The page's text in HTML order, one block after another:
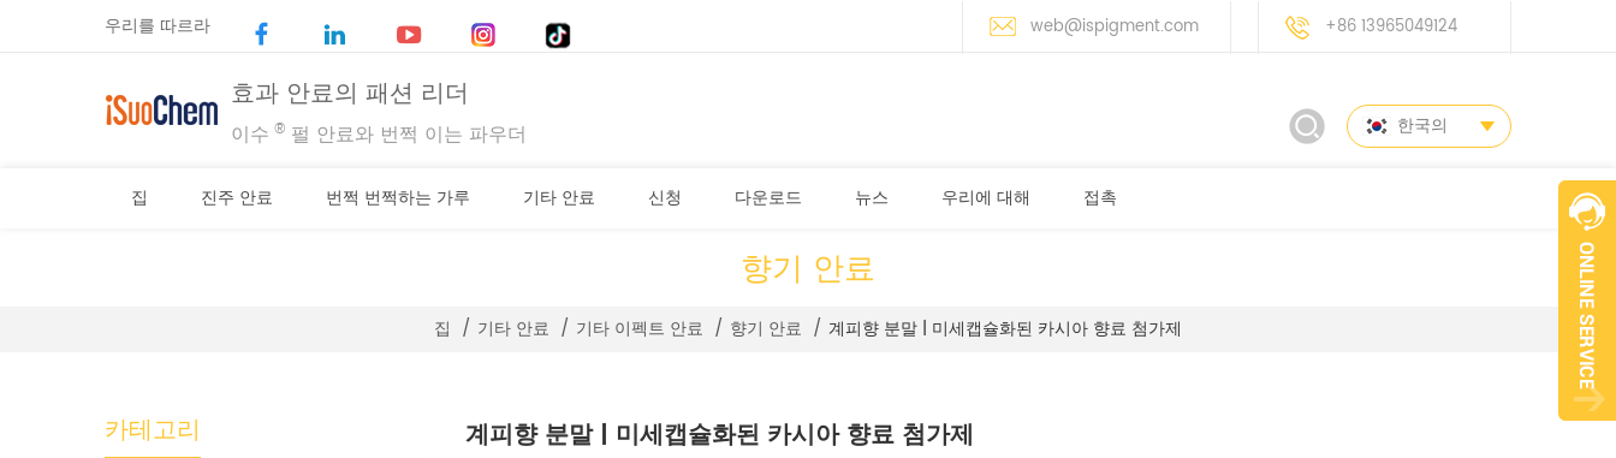
우리를 따르라 web@ispigment.com +86 13965049124
효과 안료의 패션 리더
이수 ® 펄 안료와 번쩍 이는 파우더 한국의
집 진주 안료 번쩍 번쩍하는 가루 기타 안료 신청 다운로드 뉴스 우리에 대해 접촉
향기 안료
집 / 기타 안료 / 기타 이펙트 안료 / 향기 안료 / 계피향 분말 | 미세캡슐화된 카시아 향료 첨가제
계피향 분말 | 미세캡슐화된 카시아 향료 첨가제
카테고리